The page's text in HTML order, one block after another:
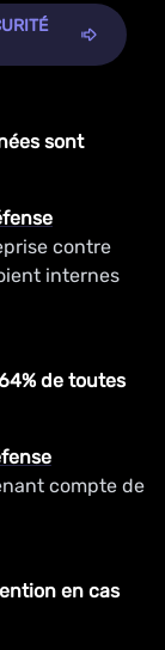
sont
contre
internes
de toutes
compte de
en cas